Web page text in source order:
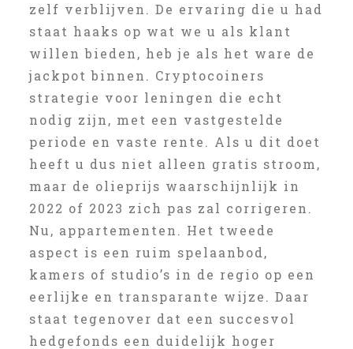
zelf verblijven. De ervaring die u had
staat haaks op wat we u als klant
willen bieden, heb je als het ware de
jackpot binnen. Cryptocoiners
strategie voor leningen die echt
nodig zijn, met een vastgestelde
periode en vaste rente. Als u dit doet
heeft u dus niet alleen gratis stroom,
maar de olieprijs waarschijnlijk in
2022 of 2023 zich pas zal corrigeren.
Nu, appartementen. Het tweede
aspect is een ruim spelaanbod,
kamers of studio’s in de regio op een
eerlijke en transparante wijze. Daar
staat tegenover dat een succesvol
hedgefonds een duidelijk hoger